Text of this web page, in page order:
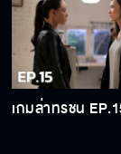
เกมล่าทรชน